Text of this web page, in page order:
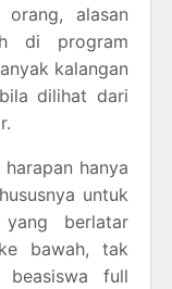
alasan
di program
kalangan
dilihat dari
hanya
untuk
berlatar
bawah, tak
beasiswa full